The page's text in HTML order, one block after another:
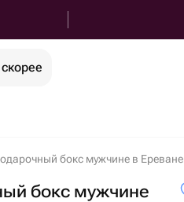
бокс мужчине в Ереване
бокс мужчине